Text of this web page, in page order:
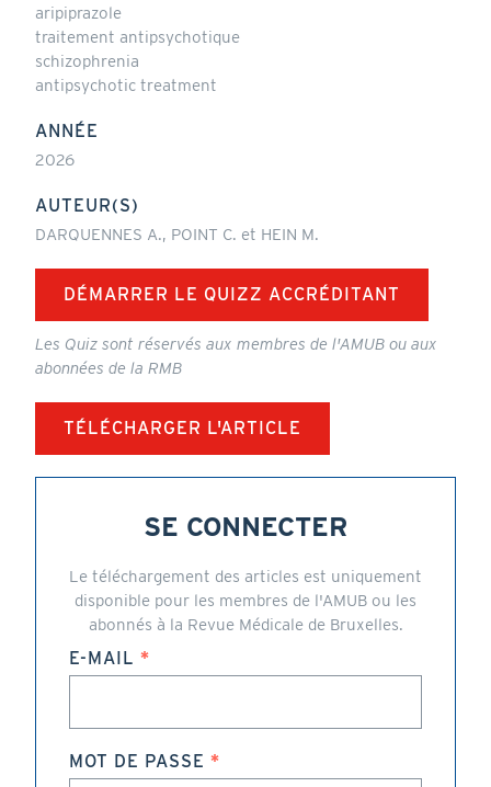
aripiprazole
traitement antipsychotique
schizophrenia
antipsychotic treatment
ANNÉE
2026
AUTEUR(S)
DARQUENNES A., POINT C. et HEIN M.
DÉMARRER LE QUIZZ ACCRÉDITANT
Les Quiz sont réservés aux membres de l'AMUB ou aux
abonnées de la RMB
TÉLÉCHARGER L'ARTICLE
SE CONNECTER
Le téléchargement des articles est uniquement
disponible pour les membres de l'AMUB ou les
abonnés à la Revue Médicale de Bruxelles.
E-MAIL
MOT DE PASSE